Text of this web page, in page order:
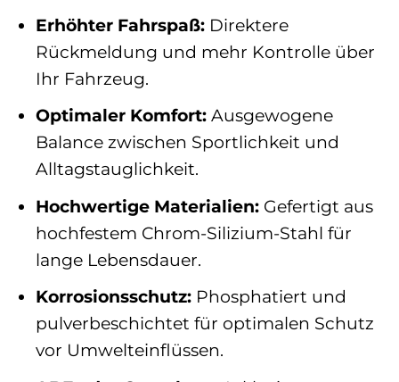
Erhöhter Fahrspaß:Direktere
Rückmeldung und mehr Kontrolle über
Ihr Fahrzeug.
Optimaler Komfort:Ausgewogene
Balance zwischen Sportlichkeit und
Alltagstauglichkeit.
Hochwertige Materialien:Gefertigt aus
hochfestem Chrom-Silizium-Stahl für
lange Lebensdauer.
Korrosionsschutz:Phosphatiert und
pulverbeschichtet für optimalen Schutz
vor Umwelteinflüssen.